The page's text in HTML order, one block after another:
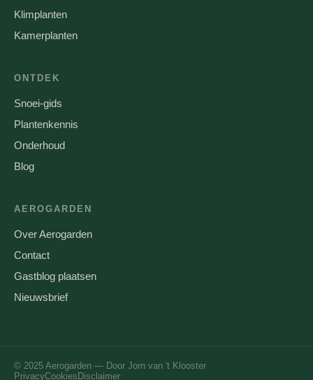
Klimplanten
Kamerplanten
ONTDEK
Snoei-gids
Plantenkennis
Onderhoud
Blog
AEROGARDEN
Over Aerogarden
Contact
Gastblog plaatsen
Nieuwsbrief
© 2025 Aerogarden — Door Jorn van 't Klooster
PrivacyCookies Disclaimer